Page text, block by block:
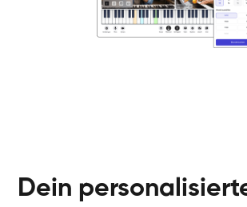
Klavier / Piano / Flügel
Klavier / Piano / Flügel
Dein